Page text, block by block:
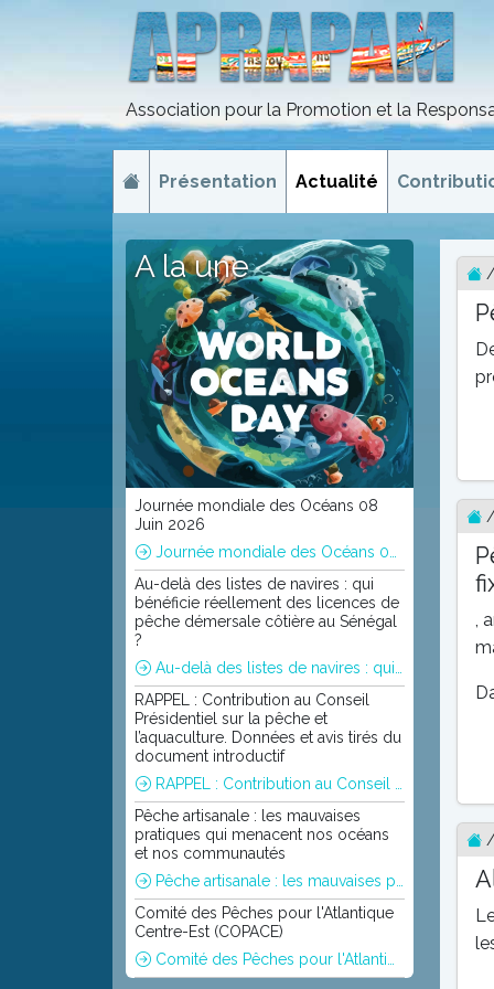
Association pour la Promotion et la
Présentation Actualité
A la une
Journée mondiale des Océans 08
Juin 2026
Journée mondiale des Océans 08 Juin 2026
Au-delà des listes de navires : qui
bénéficie réellement des licences de
pêche démersale côtière au Sénégal
?
Au-delà des listes de navires : qui bénéficie réellement des licences de pêche démersale côtière au Sénégal ?
RAPPEL : Contribution au Conseil
Présidentiel sur la pêche et
l’aquaculture. Données et avis tirés du
document introductif
RAPPEL : Contribution au Conseil Présidentiel sur la pêche et l’aquaculture. Données et avis tirés du document introductif
Pêche artisanale : les mauvaises
pratiques qui menacent nos océans
et nos communautés
Pêche artisanale : les mauvaises pratiques qui menacent nos océans et nos communautés
Comité des Pêches pour l'Atlantique
Centre-Est (COPACE)
Comité des Pêches pour l'Atlantique Centre-Est (COPACE)
,